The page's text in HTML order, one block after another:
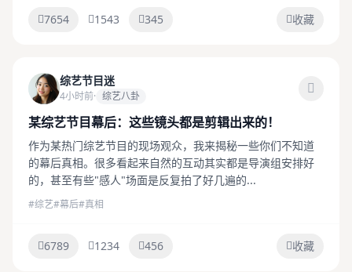
7654 1543 345 收藏
综艺节目迷
4小时前· 综艺八卦
某综艺节目幕后：这些镜头都是剪辑出来的！
作为某热门综艺节目的现场观众，我来揭秘一些你们不知道
的幕后真相。很多看起来自然的互动其实都是导演组安排好
的，甚至有些"感人"场面是反复拍了好几遍的...
#综艺#幕后#真相
6789 1234 456 收藏